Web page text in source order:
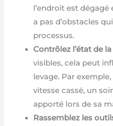
l’endroit est dégagé
a pas d’obstacles
processus.
Contrôlez l’état de
visibles, cela peut
levage. Par
vitesse cassé, un
apporté lors de sa
Rassemblez les